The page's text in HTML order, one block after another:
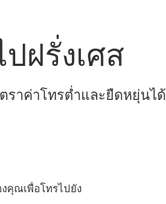
ฝรั่งเศส
ราค่าโทรต่ำและยืดหยุ่นได้
คุณเพื่อโทรไปยัง